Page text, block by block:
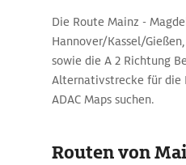
Die Route Mainz -
Hannover/Kassel/
sowie die A 2 Richtung
Alternativstrecke für die
ADAC Maps suchen.
Routen von